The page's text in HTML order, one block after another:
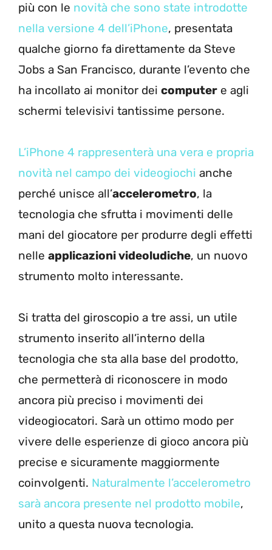
più con le novità che sono state introdotte
nella versione 4 dell’iPhone, presentata
qualche giorno fa direttamente da Steve
Jobs a San Francisco, durante l’evento che
ha incollato ai monitor dei computer e agli
schermi televisivi tantissime persone.
L’iPhone 4 rappresenterà una vera e propria
novità nel campo dei videogiochi anche
perché unisce all’accelerometro, la
tecnologia che sfrutta i movimenti delle
mani del giocatore per produrre degli effetti
nelle applicazioni videoludiche, un nuovo
strumento molto interessante.
Si tratta del giroscopio a tre assi, un utile
strumento inserito all’interno della
tecnologia che sta alla base del prodotto,
che permetterà di riconoscere in modo
ancora più preciso i movimenti dei
videogiocatori. Sarà un ottimo modo per
vivere delle esperienze di gioco ancora più
precise e sicuramente maggiormente
coinvolgenti. Naturalmente l’accelerometro
sarà ancora presente nel prodotto mobile,
unito a questa nuova tecnologia.